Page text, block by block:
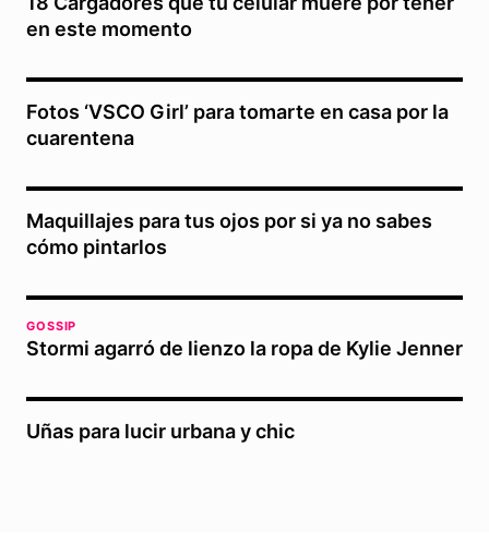
en este momento
Fotos ‘VSCO Girl’ para tomarte en casa por la
cuarentena
Maquillajes para tus ojos por si ya no sabes
cómo pintarlos
GOSSIP
Stormi agarró de lienzo la ropa de Kylie Jenner
Uñas para lucir urbana y chic